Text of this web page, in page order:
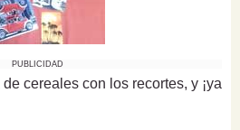
PUBLICIDAD
cereales con los recortes, y ¡ya